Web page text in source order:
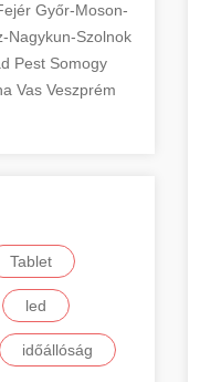
Győr-Moson-
Nagykun-Szolnok
Pest Somogy
Vas Veszprém
Tablet
led
időállóság